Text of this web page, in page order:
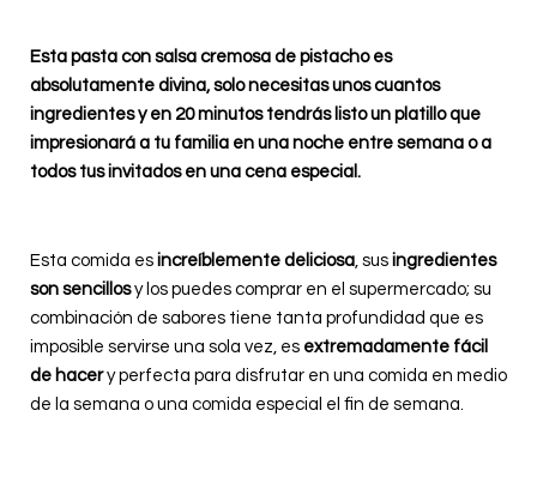
Esta pasta con salsa cremosa de pistacho es
absolutamente divina, solo necesitas unos cuantos
ingredientes y en 20 minutos tendrás listo un platillo que
impresionará a tu familia en una noche entre semana o a
todos tus invitados en una cena especial.
Esta comida es increíblemente deliciosa, sus ingredientes
son sencillosy los puedes comprar en el supermercado; su
combinación de sabores tiene tanta profundidad que es
imposible servirse una sola vez, es extremadamente fácil
de hacery perfecta para disfrutar en una comida en medio
de la semana o una comida especial el fin de semana.